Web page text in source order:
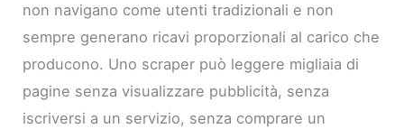
non navigano come utenti tradizionali e non
sempre generano ricavi proporzionali al carico che
producono. Uno scraper può leggere migliaia di
pagine senza visualizzare pubblicità, senza
iscriversi a un servizio, senza comprare un